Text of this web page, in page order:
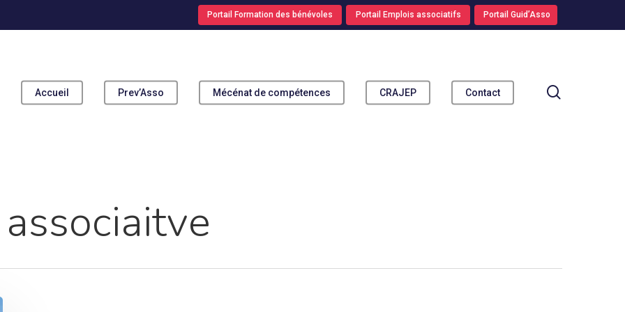
Portail Formation des bénévoles Portail Emplois associatifs Portail Guid’Asso
fermer
Accueil Prev’Asso Mécénat de compétences CRAJEP Contact